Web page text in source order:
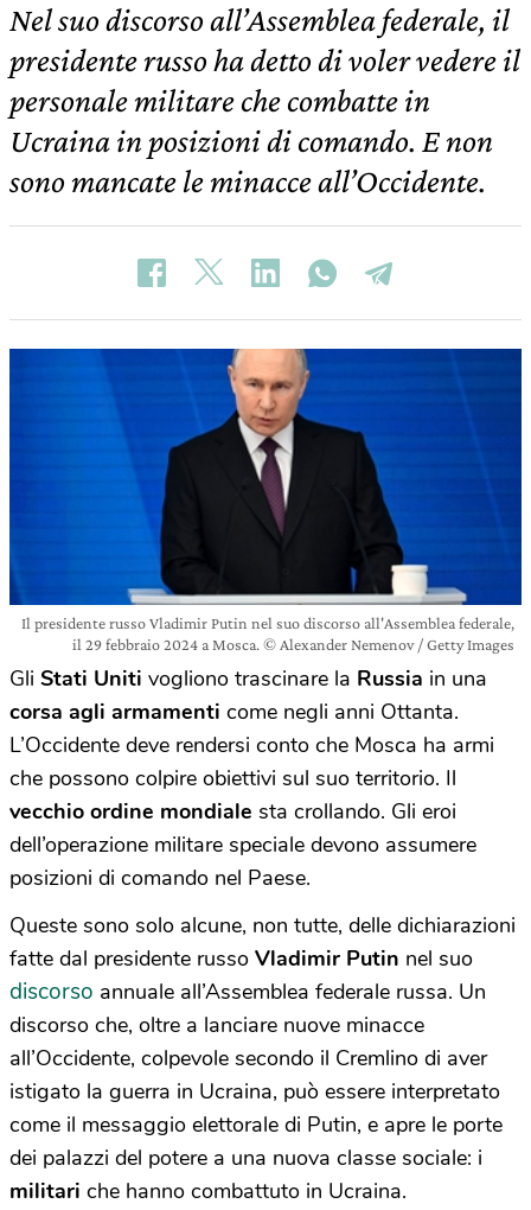
Nel suo discorso all’Assemblea federale, il
presidente russo ha detto di voler vedere il
personale militare che combatte in
Ucraina in posizioni di comando. E non
sono mancate le minacce all’Occidente.
Il presidente russo Vladimir Putin nel suo discorso all'Assemblea federale,
il 29 febbraio 2024 a Mosca. © Alexander Nemenov / Getty Images
Gli Stati Uniti vogliono trascinare la Russia in una
corsa agli armamenti come negli anni Ottanta.
L’Occidente deve rendersi conto che Mosca ha armi
che possono colpire obiettivi sul suo territorio. Il
vecchio ordine mondiale sta crollando. Gli eroi
dell’operazione militare speciale devono assumere
posizioni di comando nel Paese.
Queste sono solo alcune, non tutte, delle dichiarazioni
fatte dal presidente russo Vladimir Putin nel suo
discorso annuale all’Assemblea federale russa. Un
discorso che, oltre a lanciare nuove minacce
all’Occidente, colpevole secondo il Cremlino di aver
istigato la guerra in Ucraina, può essere interpretato
come il messaggio elettorale di Putin, e apre le porte
dei palazzi del potere a una nuova classe sociale: i
militari che hanno combattuto in Ucraina.